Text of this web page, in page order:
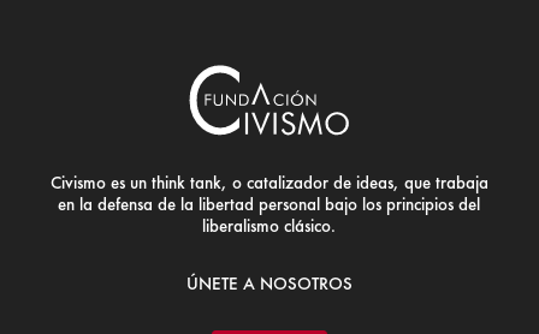
Civismo es un think tank, o catalizador de ideas, que trabaja
en la defensa de la libertad personal bajo los principios del
liberalismo clásico.
ÚNETE A NOSOTROS